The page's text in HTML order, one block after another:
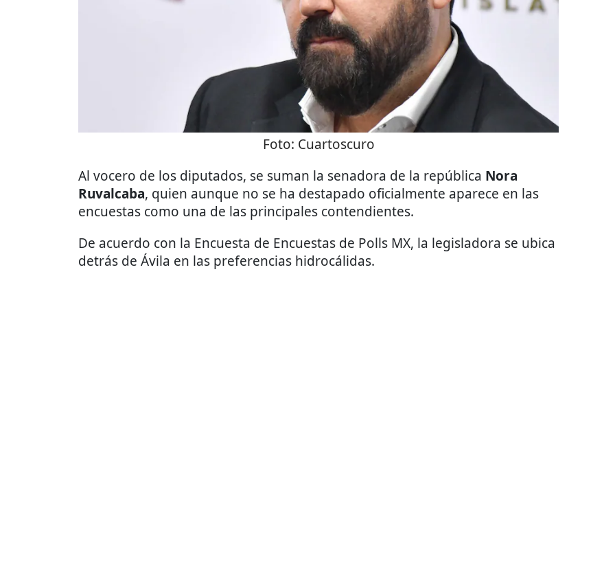
Foto: Cuartoscuro
Al vocero de los diputados, se suman la senadora de la república Nora
Ruvalcaba, quien aunque no se ha destapado oficialmente aparece en las
encuestas como una de las principales contendientes.
De acuerdo con la Encuesta de Encuestas de Polls MX, la legisladora se ubica
detrás de Ávila en las preferencias hidrocálidas.